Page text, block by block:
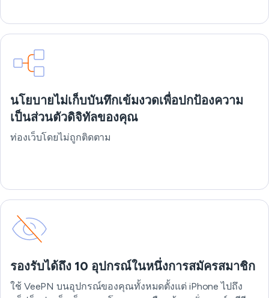
นโยบายไม่เก็บบันทึกเข้มงวดเพื่อปกป้องความ
เป็นส่วนตัวดิจิทัลของคุณ
ท่องเว็บโดยไม่ถูกติดตาม
รองรับได้ถึง 10 อุปกรณ์ในหนึ่งการสมัครสมาชิก
ใช้ VeePN บนอุปกรณ์ของคุณทั้งหมดตั้งแต่ iPhone ไปถึง